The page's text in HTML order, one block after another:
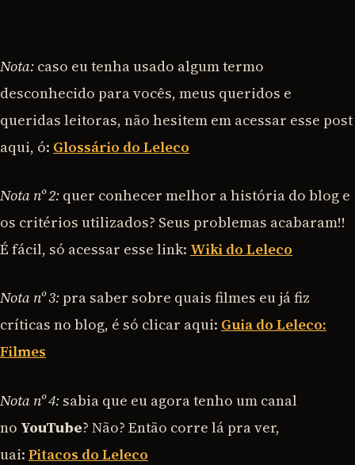
Nota: caso eu tenha usado algum termo
desconhecido para vocês, meus queridos e
queridas leitoras, não hesitem em acessar esse post
aqui, ó: Glossário do Leleco
Nota nº 2: quer conhecer melhor a história do blog e
os critérios utilizados? Seus problemas acabaram!!
É fácil, só acessar esse link: Wiki do Leleco
Nota nº 3: pra saber sobre quais filmes eu já fiz
críticas no blog, é só clicar aqui: Guia do Leleco:
Filmes
Nota nº 4: sabia que eu agora tenho um canal
no YouTube? Não? Então corre lá pra ver,
uai: Pitacos do Leleco